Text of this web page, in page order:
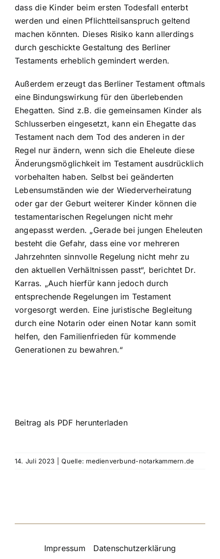
dass die Kinder beim ersten Todesfall enterbt
werden und einen Pflichtteilsanspruch geltend
machen könnten. Dieses Risiko kann allerdings
durch geschickte Gestaltung des Berliner
Testaments erheblich gemindert werden.
Außerdem erzeugt das Berliner Testament oftmals
eine Bindungswirkung für den überlebenden
Ehegatten. Sind z.B. die gemeinsamen Kinder als
Schlusserben eingesetzt, kann ein Ehegatte das
Testament nach dem Tod des anderen in der
Regel nur ändern, wenn sich die Eheleute diese
Änderungsmöglichkeit im Testament ausdrücklich
vorbehalten haben. Selbst bei geänderten
Lebensumständen wie der Wiederverheiratung
oder gar der Geburt weiterer Kinder können die
testamentarischen Regelungen nicht mehr
angepasst werden. „Gerade bei jungen Eheleuten
besteht die Gefahr, dass eine vor mehreren
Jahrzehnten sinnvolle Regelung nicht mehr zu
den aktuellen Verhältnissen passt“, berichtet Dr.
Karras. „Auch hierfür kann jedoch durch
entsprechende Regelungen im Testament
vorgesorgt werden. Eine juristische Begleitung
durch eine Notarin oder einen Notar kann somit
helfen, den Familienfrieden für kommende
Generationen zu bewahren.“
Beitrag als PDF herunterladen
14. Juli 2023 Quelle: medienverbund-notarkammern.de
Impressum Datenschutzerklärung